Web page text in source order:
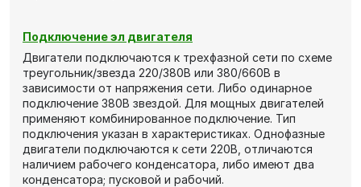
Подключение эл двигателя
Двигатели подключаются к трехфазной сети по схеме
треугольник/звезда 220/380В или 380/660В в
зависимости от напряжения сети. Либо одинарное
подключение 380В звездой. Для мощных двигателей
применяют комбинированное подключение. Тип
подключения указан в характеристиках. Однофазные
двигатели подключаются к сети 220В, отличаются
наличием рабочего конденсатора, либо имеют два
конденсатора; пусковой и рабочий.